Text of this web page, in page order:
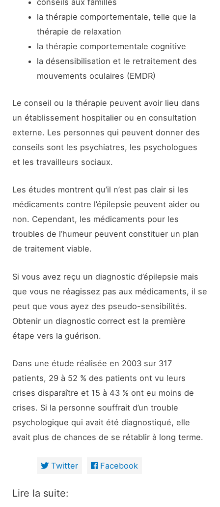
conseils aux familles
la thérapie comportementale, telle que la
thérapie de relaxation
la thérapie comportementale cognitive
la désensibilisation et le retraitement des
mouvements oculaires (EMDR)
Le conseil ou la thérapie peuvent avoir lieu dans
un établissement hospitalier ou en consultation
externe. Les personnes qui peuvent donner des
conseils sont les psychiatres, les psychologues
et les travailleurs sociaux.
Les études montrent qu’il n’est pas clair si les
médicaments contre l’épilepsie peuvent aider ou
non. Cependant, les médicaments pour les
troubles de l’humeur peuvent constituer un plan
de traitement viable.
Si vous avez reçu un diagnostic d’épilepsie mais
que vous ne réagissez pas aux médicaments, il se
peut que vous ayez des pseudo-sensibilités.
Obtenir un diagnostic correct est la première
étape vers la guérison.
Dans une étude réalisée en 2003 sur 317
patients, 29 à 52 % des patients ont vu leurs
crises disparaître et 15 à 43 % ont eu moins de
crises. Si la personne souffrait d’un trouble
psychologique qui avait été diagnostiqué, elle
avait plus de chances de se rétablir à long terme.
Twitter Facebook
Lire la suite: